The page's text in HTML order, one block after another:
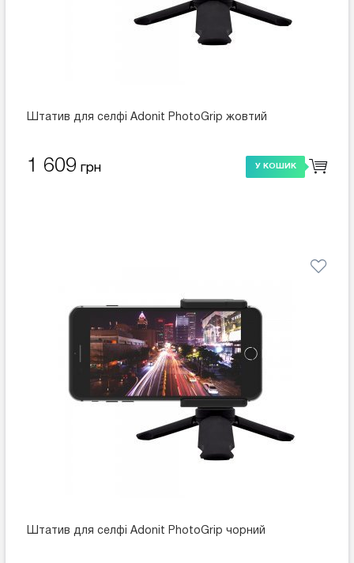
Штатив для селфі Adonit PhotoGrip жовтий
1 609 грн У КОШИК
Штатив для селфі Adonit PhotoGrip чорний